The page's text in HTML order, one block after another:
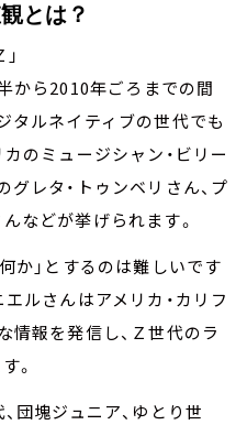
から2010年ごろまでの間
タルネイティブの世代でも
のミュージシャン・ビリー
グレタ・トゥンベリさん、プ
などが挙げられます。
か」とするのは難しいです
ルさんはアメリカ・カリフ
情報を発信し、Ｚ世代のラ
。
団塊ジュニア、ゆとり世